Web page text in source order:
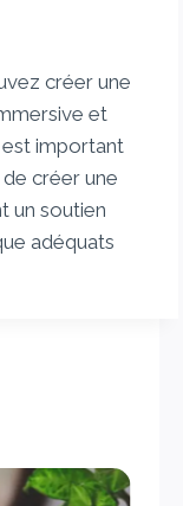
créer une
et
est important
créer une
un soutien
adéquats